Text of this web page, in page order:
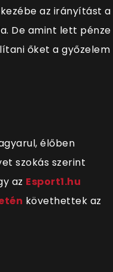
az irányítást a
De amint lett pénze
őket a győzelem
élőben
szokás szerint
az Esport1.hu
követhettek az